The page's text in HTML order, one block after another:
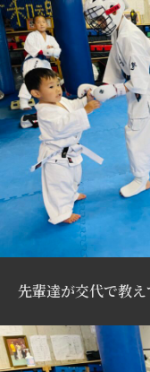
先輩達が交代で教え